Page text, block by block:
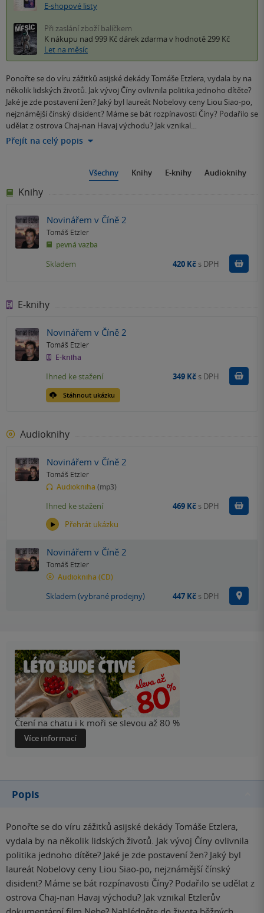
E-shopové listy
Při zaslání zboží balíčkem
K nákupu nad 999 Kč dárek zdarma v hodnotě 299 Kč
Let na měsíc
Ponořte se do víru zážitků asijské dekády Tomáše Etzlera, vydala by na
několik lidských životů. Jak vývoj Číny ovlivnila politika jednoho dítěte?
Jaké je zde postavení žen? Jaký byl laureát Nobelovy ceny Liou Siao-po,
nejznámější čínský disident? Máme se bát rozpínavosti Číny? Podařilo se
udělat z ostrova Chaj-nan Havaj východu? Jak vznikal…
Přejít na celý popis
Všechny Knihy E-knihy Audioknihy
Knihy
Novinářem v Číně 2
Tomáš Etzler
pevná vazba
Skladem 420 Kč s DPH
E-knihy
Novinářem v Číně 2
Tomáš Etzler
E-kniha
Stáhnout ukázku
Ihned ke stažení 349 Kč s DPH Koupit
Audioknihy
Novinářem v Číně 2
Tomáš Etzler
Audiokniha (mp3)
Přehrát ukázku
Ihned ke stažení 469 Kč s DPH Koupit
Novinářem v Číně 2
Tomáš Etzler
Audiokniha (CD)
Skladem (vybrané prodejny) 447 Kč s DPH
Čtení na chatu i k moři se slevou až 80 %
Více informací
Popis
Ponořte se do víru zážitků asijské dekády Tomáše Etzlera,
vydala by na několik lidských životů. Jak vývoj Číny ovlivnila
politika jednoho dítěte? Jaké je zde postavení žen? Jaký byl
laureát Nobelovy ceny Liou Siao-po, nejznámější čínský
disident? Máme se bát rozpínavosti Číny? Podařilo se udělat z
ostrova Chaj-nan Havaj východu? Jak vznikal Etzlerův